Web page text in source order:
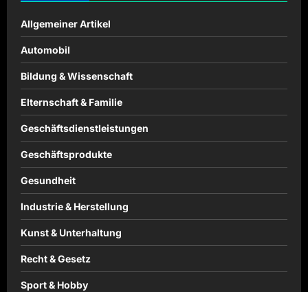
Allgemeiner Artikel
Automobil
Bildung & Wissenschaft
Elternschaft & Familie
Geschäftsdienstleistungen
Geschäftsprodukte
Gesundheit
Industrie & Herstellung
Kunst & Unterhaltung
Recht & Gesetz
Sport & Hobby